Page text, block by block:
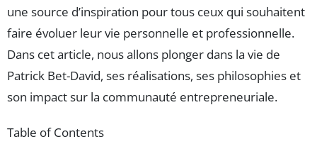
une source d’inspiration pour tous ceux qui souhaitent
faire évoluer leur vie personnelle et professionnelle.
Dans cet article, nous allons plonger dans la vie de
Patrick Bet-David, ses réalisations, ses philosophies et
son impact sur la communauté entrepreneuriale.
Table of Contents